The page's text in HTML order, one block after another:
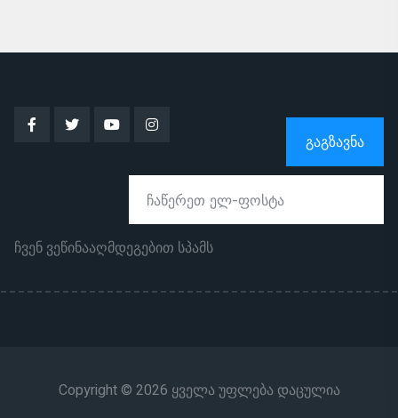
ᲒᲐᲒᲖᲐᲕᲜᲐ
ჩვენ ვეწინააღმდეგებით სპამს
Copyright © 2026 ყველა უფლება დაცულია